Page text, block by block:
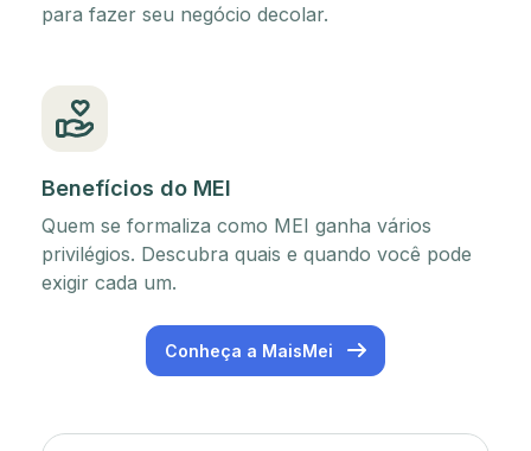
para fazer seu negócio decolar.
Benefícios do MEI
Quem se formaliza como MEI ganha vários
privilégios. Descubra quais e quando você pode
exigir cada um.
Conheça a MaisMei